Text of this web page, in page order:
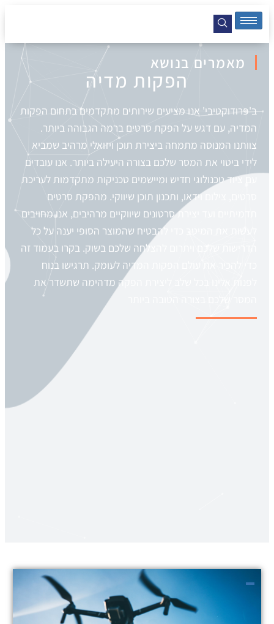
מאמרים בנושא
הפקות מדיה
ב'פרודוקטיבי' אנו מציעים שירותים מתקדמים בתחום הפקות
המדיה, עם דגש על הפקת סרטים ברמה הגבוהה ביותר.
צוותנו המנוסה מתמחה ביצירת תוכן ויזואלי מרהיב שמביא
לידי ביטוי את המסר שלכם בצורה היעילה ביותר. אנו עובדים
עם ציוד טכנולוגי חדיש ומיישמים טכניקות מתקדמות לעריכת
סרטים, צילום וידאו, ותכנון תוכן שיווקי. מהפקת סרטים
תדמיתיים ועד יצירת סרטונים שיווקיים מרהיבים, אנו מחויבים
לעשות את המיטב כדי להבטיח שהמוצר הסופי יענה על כל
הדרישות שלכם ויתרום להצלחה שלכם בשוק. בקרו בעמוד זה
כדי להכיר את עולם הפקות המדיה לעומק. תרגישו בנוח
לפנות אלינו בכל שלב ליצירת הפקה מדהימה שתשדר את